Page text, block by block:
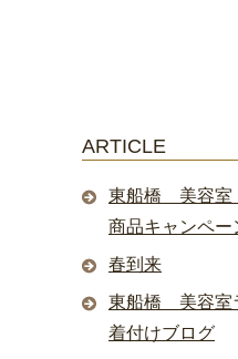
ARTICLE
東船橋 美容
商品キャンペー
春到来
東船橋 美容室
着付けブログ